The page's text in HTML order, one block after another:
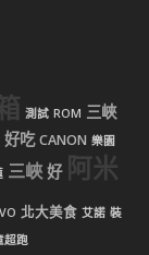
測試 ROM 三峽
好吃 CANON 樂園
三峽 好 阿米
北大美食 艾諾 裝
超跑